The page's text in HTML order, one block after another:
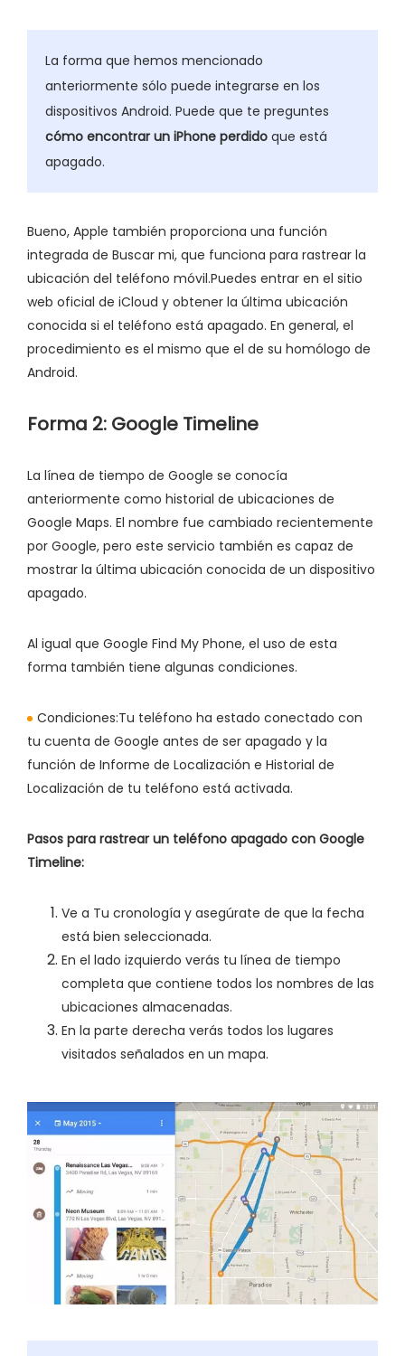
La forma que hemos mencionado
anteriormente sólo puede integrarse en los
dispositivos Android. Puede que te preguntes
cómo encontrar un iPhone perdido que está
apagado.
Bueno, Apple también proporciona una función
integrada de Buscar mi, que funciona para rastrear la
ubicación del teléfono móvil.Puedes entrar en el sitio
web oficial de iCloud y obtener la última ubicación
conocida si el teléfono está apagado. En general, el
procedimiento es el mismo que el de su homólogo de
Android.
Forma 2: Google Timeline
La línea de tiempo de Google se conocía
anteriormente como historial de ubicaciones de
Google Maps. El nombre fue cambiado recientemente
por Google, pero este servicio también es capaz de
mostrar la última ubicación conocida de un dispositivo
apagado.
Al igual que Google Find My Phone, el uso de esta
forma también tiene algunas condiciones.
Condiciones:Tu teléfono ha estado conectado con
tu cuenta de Google antes de ser apagado y la
función de Informe de Localización e Historial de
Localización de tu teléfono está activada.
Pasos para rastrear un teléfono apagado con Google
Timeline:
Ve a Tu cronología y asegúrate de que la fecha
está bien seleccionada.
En el lado izquierdo verás tu línea de tiempo
completa que contiene todos los nombres de las
ubicaciones almacenadas.
En la parte derecha verás todos los lugares
visitados señalados en un mapa.